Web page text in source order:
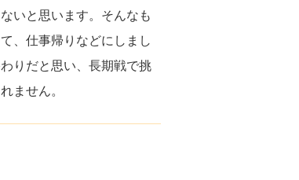
いと思います。そんなも
、仕事帰りなどにしまし
りだと思い、長期戦で挑
ません。